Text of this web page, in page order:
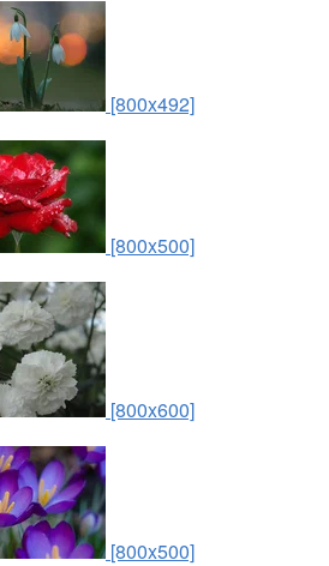
[800x492]
[800x500]
[800x600]
[800x500]